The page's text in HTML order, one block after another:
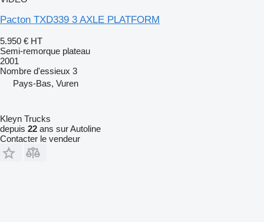
Pacton TXD339 3 AXLE PLATFORM
5.950 € HT
Semi-remorque plateau
2001
Nombre d'essieux 3
Pays-Bas, Vuren
Kleyn Trucks
depuis 22 ans sur Autoline
Contacter le vendeur